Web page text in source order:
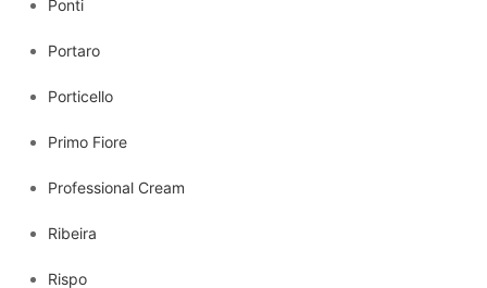
Ponti
Portaro
Porticello
Primo Fiore
Professional Cream
Ribeira
Rispo